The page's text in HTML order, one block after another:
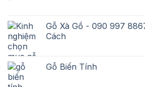
Gỗ Xà Gồ - 090 997
Cách
Gỗ Biến Tính